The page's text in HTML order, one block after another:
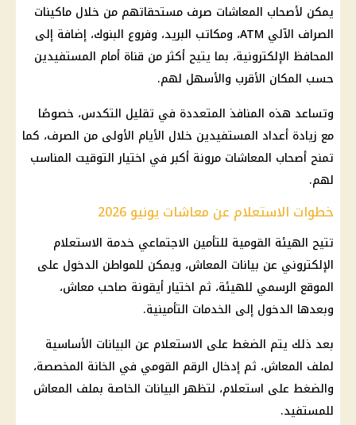
يمكن لأصحاب المعاشات صرف مستحقاتهم من خلال ماكينات
الصراف الآلي ATM، ومكاتب البريد، وفروع
البنوك، إضافة إلى
المحافظ الإلكترونية، بما يتيح أكثر من قناة أمام المستفيدين
حسب المكان الأقرب والأسهل لهم.
وتساعد هذه المنافذ المتعددة في تقليل التكدس، خصوصًا
مع زيادة أعداد المستفيدين خلال الأيام الأولى من الصرف، كما
تمنح أصحاب المعاشات مرونة أكبر في اختيار التوقيت المناسب
لهم.
خطوات الاستعلام عن معاشات يونيو 2026
تتيح الهيئة القومية للتأمين الاجتماعي خدمة الاستعلام
الإلكتروني عن بيانات المعاش، ويمكن للمواطن الدخول على
الموقع الرسمي للهيئة، ثم اختيار أيقونة صاحب معاش،
وبعدها الدخول إلى الخدمات التأمينية.
بعد ذلك يتم الضغط على الاستعلام عن البيانات الأساسية
لملف المعاش، ثم إدخال الرقم القومي في الخانة المخصصة،
والضغط على استعلام، لتظهر البيانات الخاصة بملف المعاش
للمستفيد.